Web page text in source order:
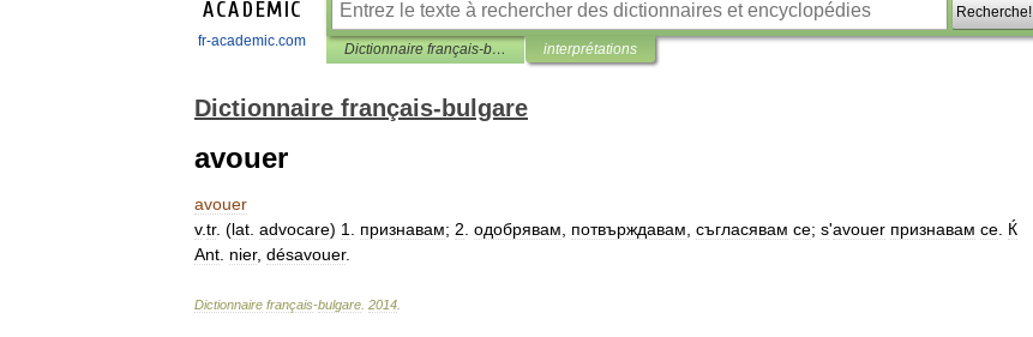
fr-academic.com
Recherche!
Dictionnaire français-bulgare interprétations
Dictionnaire français-bulgare
avouer
avouer
v.tr. (lat advocare) 1 признавам; 2 одобрявам потвърждавам съгласявам се; s'avouer признавам се Ќ
Ant nier, désavouer.
Dictionnaire français-bulgare 2014